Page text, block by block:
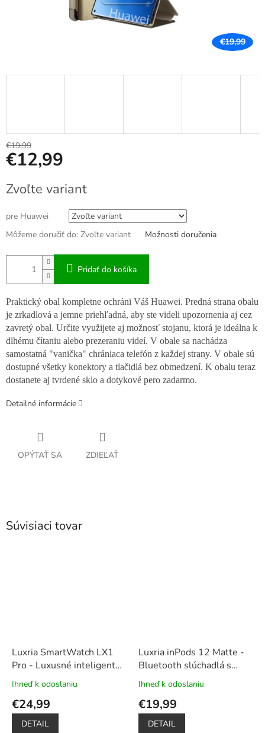
€19,99
€19,99
€12,99
cena:
Zvoľte variant
pre Huawei
Môžeme doručiť do: Zvoľte variant Možnosti doručenia
Pridať do košíka
Praktický obal kompletne ochráni Váš Huawei. Predná strana obalu
je zrkadlová a jemne priehľadná, aby ste videli upozornenia aj cez
zavretý obal. Určite využijete aj možnosť stojanu, ktorá je ideálna k
dlhému čítaniu alebo prezeraniu videí. V obale sa nachádza
samostatná "vanička" chrániaca telefón z každej strany. V obale sú
dostupné všetky konektory a tlačidlá bez obmedzení. K obalu teraz
dostanete aj tvrdené sklo a dotykové pero zadarmo.
Detailné informácie
OPÝTAŤ SA ZDIEĽAŤ
Súvisiaci tovar
Luxria SmartWatch LX1
Pro - Luxusné inteligentné
hodinky
kovový a
silikónový remienok v
balení
Priemerné
hodnotenie
produktu
Ihneď k odoslaniu
€24,99
DETAIL
Luxria inPods 12 Matte -
Bluetooth slúchadlá s
nabíjacím púzdrom (8
Priemerné
hodnotenie
produktu
Ihneď k odoslaniu
€19,99
DETAIL